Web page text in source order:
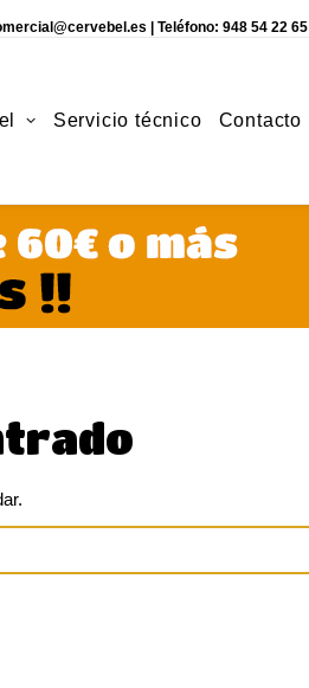
| Teléfono: 948 54 22 65
Servicio técnico Contacto